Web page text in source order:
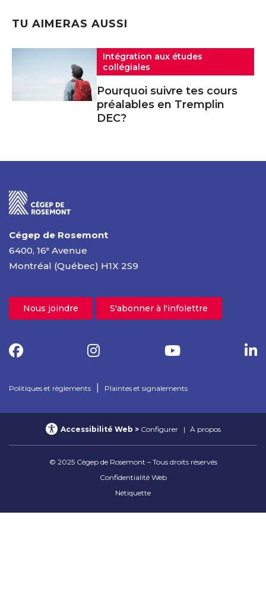
TU AIMERAS AUSSI
Intégration aux études
collégiales
Pourquoi suivre tes cours
préalables en Tremplin
DEC?
Cégep de Rosemont
6400, 16e Avenue
Montréal (Québec) H1X 2S9
Nous joindre S'abonner à l'infolettre
Politiques et règlements Plaintes et signalements
© 2025 Cégep de Rosemont – Tous droits réservés
Confidentialité Web
Nétiquette
Accessibilité Web Configurer À propos